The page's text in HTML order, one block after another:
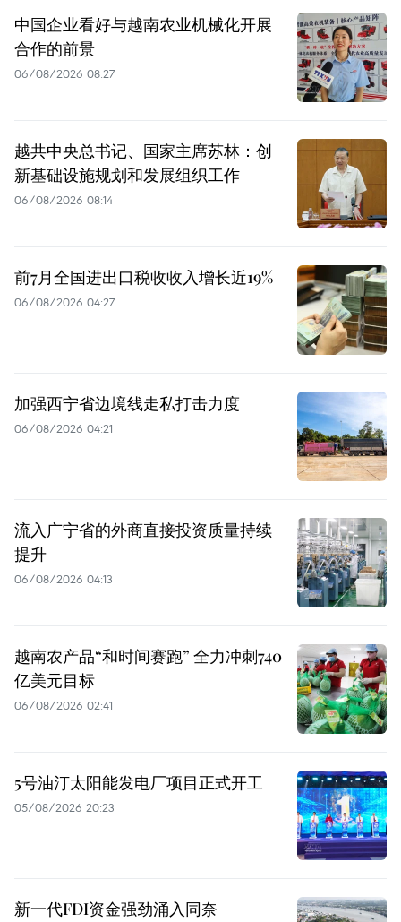
中国企业看好与越南农业机械化开展
合作的前景
06/08/2026 08:27
越共中央总书记、国家主席苏林：创
新基础设施规划和发展组织工作
06/08/2026 08:14
前7月全国进出口税收收入增长近19%
06/08/2026 04:27
加强西宁省边境线走私打击力度
06/08/2026 04:21
流入广宁省的外商直接投资质量持续
提升
06/08/2026 04:13
越南农产品“和时间赛跑” 全力冲刺740
亿美元目标
06/08/2026 02:41
5号油汀太阳能发电厂项目正式开工
05/08/2026 20:23
新一代FDI资金强劲涌入同奈